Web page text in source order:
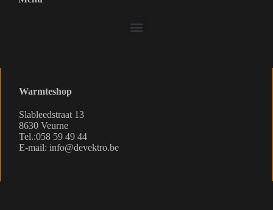
Warmteshop
Slableedstraat 13
8630 Veurne
Tel.:058 59 49 44
E-mail: info@devektro.be